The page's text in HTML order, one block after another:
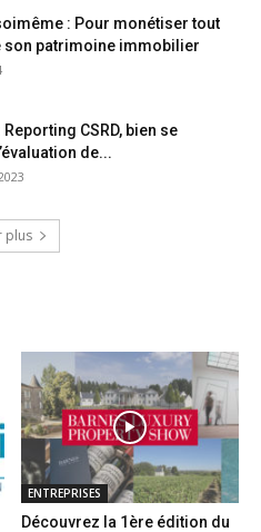
: Pour monétiser tout
son patrimoine immobilier
CSRD, bien se
de...
plus
ENTREPRISES
Découvrez la 1ère édition du